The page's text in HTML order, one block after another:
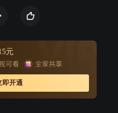
京剧、越剧、黄梅戏、豫剧，
化带来的精神享受。龙门村在
鞭炮声中，大家相约为龙门村
元
即开通